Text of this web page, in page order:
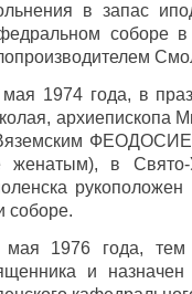
в запас
соборе
1974 года, в
архиепископа
женатым), в Свято-
соборе.
мая 1976 года, тем
и